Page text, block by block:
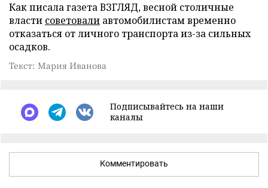
Как писала газета ВЗГЛЯД, весной столичные
власти советовали автомобилистам временно
отказаться от личного транспорта из-за сильных
осадков.
Текст: Мария Иванова
Подписывайтесь на наши
каналы
Комментировать